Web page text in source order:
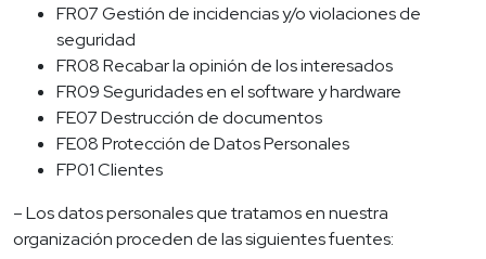
FR07 Gestión de incidencias y/o violaciones de
seguridad
FR08 Recabar la opinión de los interesados
FR09 Seguridades en el software y hardware
FE07 Destrucción de documentos
FE08 Protección de Datos Personales
FP01 Clientes
– Los datos personales que tratamos en nuestra
organización proceden de las siguientes fuentes: